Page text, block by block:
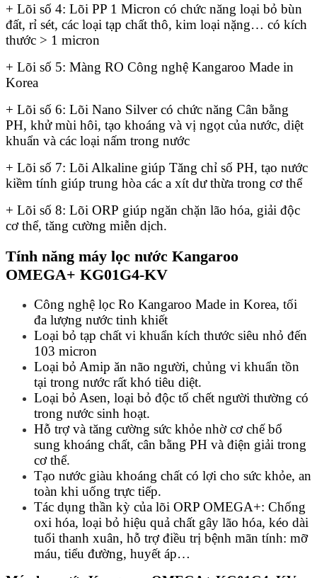
+ Lõi số 4: Lõi PP 1 Micron có chức năng loại bỏ bùn
đất, rỉ sét, các loại tạp chất thô, kim loại nặng… có kích
thước > 1 micron
+ Lõi số 5: Màng RO Công nghệ Kangaroo Made in
Korea
+ Lõi số 6: Lõi Nano Silver có chức năng Cân bằng
PH, khử mùi hôi, tạo khoáng và vị ngọt của nước, diệt
khuẩn và các loại nấm trong nước
+ Lõi số 7: Lõi Alkaline giúp Tăng chỉ số PH, tạo nước
kiềm tính giúp trung hòa các a xít dư thừa trong cơ thể
+ Lõi số 8: Lõi ORP giúp ngăn chặn lão hóa, giải độc
cơ thể, tăng cường miễn dịch.
Tính năng máy lọc nước Kangaroo
OMEGA+ KG01G4-KV
Công nghệ lọc Ro Kangaroo Made in Korea, tối
đa lượng nước tinh khiết
Loại bỏ tạp chất vi khuẩn kích thước siêu nhỏ đến
103 micron
Loại bỏ Amip ăn não người, chủng vi khuẩn tồn
tại trong nước rất khó tiêu diệt.
Loại bỏ Asen, loại bỏ độc tố chết người thường có
trong nước sinh hoạt.
Hỗ trợ và tăng cường sức khỏe nhờ cơ chế bổ
sung khoáng chất, cân bằng PH và điện giải trong
cơ thể.
Tạo nước giàu khoáng chất có lợi cho sức khỏe, an
toàn khi uống trực tiếp.
Tác dụng thần kỳ của lõi ORP OMEGA+: Chống
oxi hóa, loại bỏ hiệu quả chất gây lão hóa, kéo dài
tuổi thanh xuân, hỗ trợ điều trị bệnh mãn tính: mỡ
máu, tiểu đường, huyết áp…